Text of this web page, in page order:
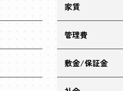
家賃
管理費
敷金/保証金